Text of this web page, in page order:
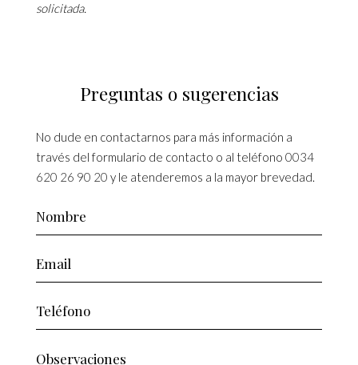
solicitada.
Preguntas o sugerencias
No dude en contactarnos para más información a
través del formulario de contacto o al teléfono 0034
620 26 90 20 y le atenderemos a la mayor brevedad.